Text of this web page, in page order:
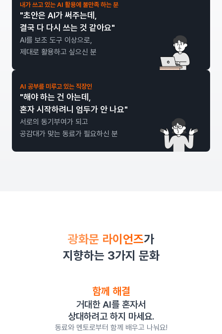
내가 쓰고 있는 AI 활용에 불만족 하는 분
"초안은 AI가 써주는데,
결국 다 다시 쓰는 것 같아요"
AI를 보조 도구 이상으로,
제대로 활용하고 싶으신 분
AI 공부를 미루고 있는 직장인
"해야 하는 건 아는데,
혼자 시작하려니 엄두가 안 나요"
서로의 동기부여가 되고
공감대가 맞는 동료가 필요하신 분
광화문 라이언즈가
지향하는 3가지 문화
함께 해결
거대한 AI를 혼자서
상대하려고 하지 마세요.
동료와 멘토로부터 함께 배우고 나눠요!